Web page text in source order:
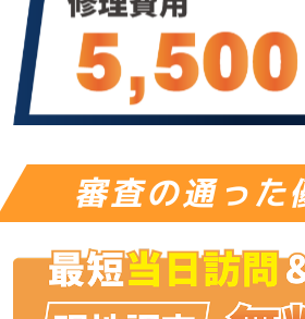
審査の通っ